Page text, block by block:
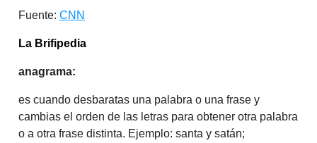
Fuente: CNN
La Brifipedia
anagrama:
es cuando desbaratas una palabra o una frase y
cambias el orden de las letras para obtener otra palabra
o a otra frase distinta. Ejemplo: santa y satán;